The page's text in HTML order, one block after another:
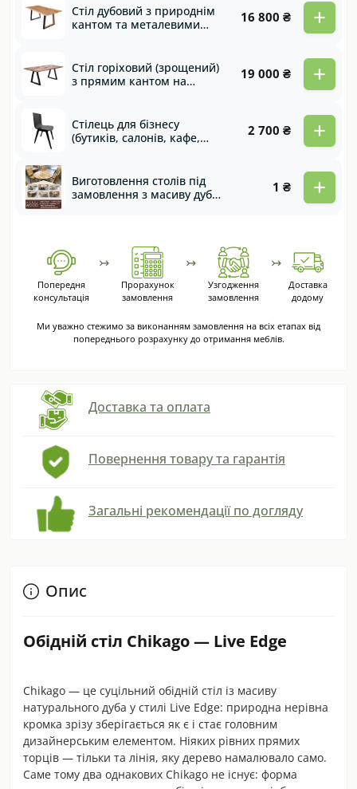
Стіл дубовий з природнім
кантом та металевими
16 800 ₴ +
Стіл горіховий (зрощений)
з прямим кантом на
19 000 ₴ +
Стілець для бізнесу
(бутиків, салонів, кафе,
2 700 ₴ +
Виготовлення столів під
замовлення з масиву дуба
1 ₴ +
Попередня
консультація
↣
Прорахунок
замовлення
↣
Узгодження
замовлення
↣
Доставка
додому
Ми уважно стежимо за виконанням замовлення на всіх етапах від
попереднього розрахунку до отримання меблів.
Доставка та оплата
Повернення товару та гарантія
Загальні рекомендації по догляду
Опис
Обідній стіл Chikago — Live Edge
Chikago — це суцільний обідній стіл із масиву
натурального дуба у стилі Live Edge: природна нерівна
кромка зрізу зберігається як є і стає головним
дизайнерським елементом. Ніяких рівних прямих
торців — тільки та лінія, яку дерево намалювало само.
Саме тому два однакових Chikago не існує: форма